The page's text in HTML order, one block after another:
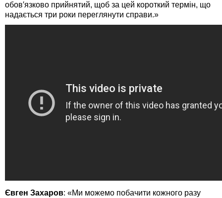
обов′язково прийнятий, щоб за цей короткий термін, що
надається три роки переглянути справи.»
Євген Захаров: «Ми можемо побачити кожного разу